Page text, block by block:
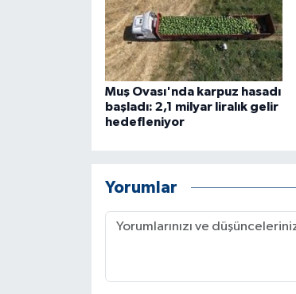
Muş Ovası'nda karpuz hasadı
başladı: 2,1 milyar liralık gelir
hedefleniyor
Yorumlar